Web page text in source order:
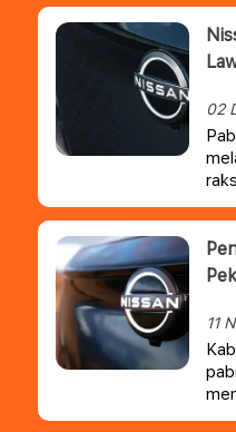
02
11